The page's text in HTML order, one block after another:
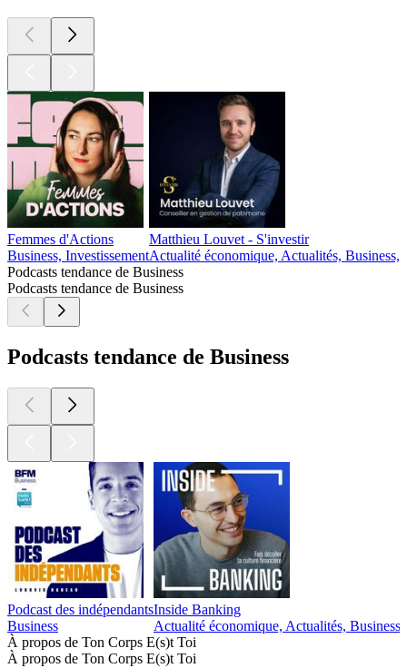
Femmes d'Actions
Business, Investissement
Matthieu Louvet - S'investir
Actualité économique, Actualités, Business,
Podcasts tendance de Business
Podcasts tendance de Business
Podcasts tendance de Business
Podcast des indépendants
Business
Inside Banking
Actualité économique, Actualités, Business,
À propos de Ton Corps E(s)t Toi
À propos de Ton Corps E(s)t Toi